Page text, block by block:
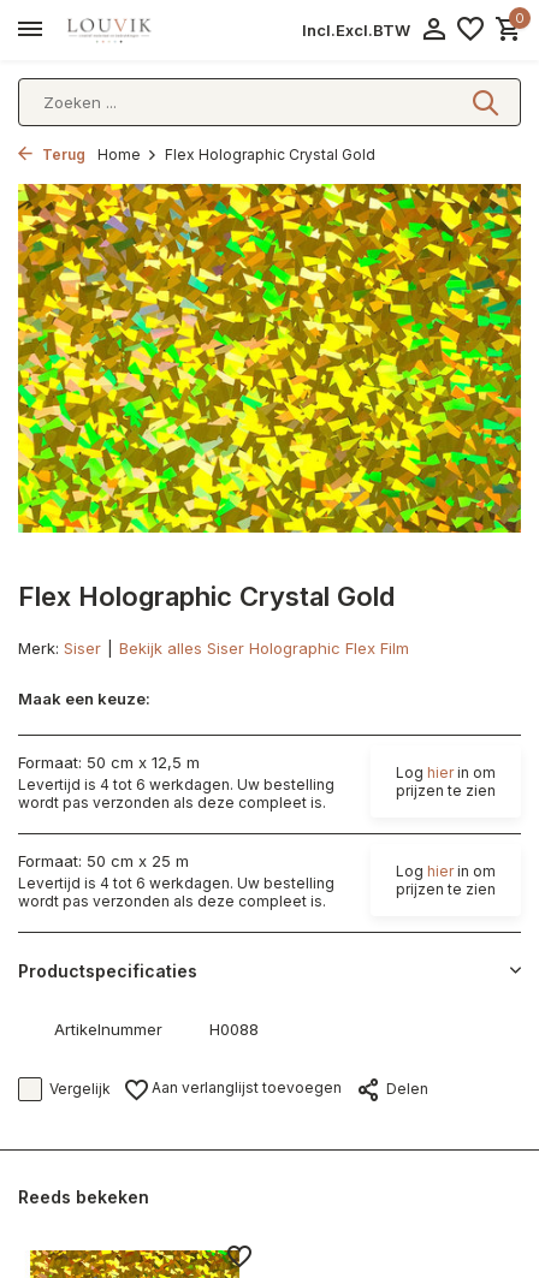
Incl.Excl.BTW
0
Terug Home Flex Holographic Crystal Gold
Flex Holographic Crystal Gold
Merk: Siser Bekijk alles Siser Holographic Flex Film
Maak een keuze:
Formaat: 50 cm x 12,5 m
Levertijd is 4 tot 6 werkdagen. Uw bestelling
wordt pas verzonden als deze compleet is.
Log hierin om
prijzen te zien
Formaat: 50 cm x 25 m
Levertijd is 4 tot 6 werkdagen. Uw bestelling
wordt pas verzonden als deze compleet is.
Log hierin om
prijzen te zien
Productspecificaties
Artikelnummer H0088
Vergelijk Aan verlanglijst toevoegen Delen
Reeds bekeken